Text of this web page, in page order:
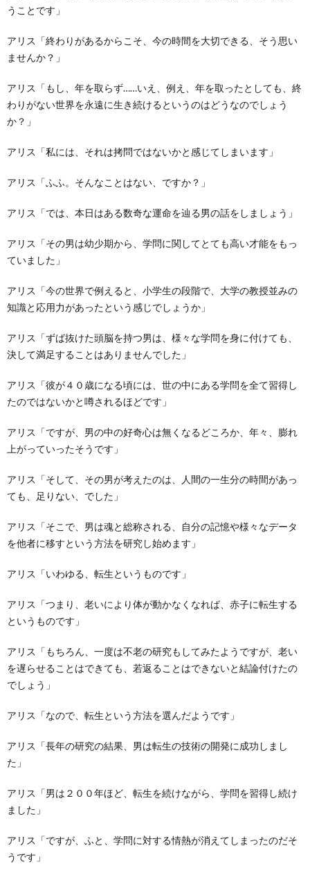
うことです」
アリス「終わりがあるからこそ、今の時間を大切できる、そう思い
ませんか？」
アリス「もし、年を取らず……いえ、例え、年を取ったとしても、終
わりがない世界を永遠に生き続けるというのはどうなのでしょう
か？」
アリス「私には、それは拷問ではないかと感じてしまいます」
アリス「ふふ。そんなことはない、ですか？」
アリス「では、本日はある数奇な運命を辿る男の話をしましょう」
アリス「その男は幼少期から、学問に関してとても高い才能をもっ
ていました」
アリス「今の世界で例えると、小学生の段階で、大学の教授並みの
知識と応用力があったという感じでしょうか」
アリス「ずば抜けた頭脳を持つ男は、様々な学問を身に付けても、
決して満足することはありませんでした」
アリス「彼が４０歳になる頃には、世の中にある学問を全て習得し
たのではないかと噂されるほどです」
アリス「ですが、男の中の好奇心は無くなるどころか、年々、膨れ
上がっていったそうです」
アリス「そして、その男が考えたのは、人間の一生分の時間があっ
ても、足りない、でした」
アリス「そこで、男は魂と総称される、自分の記憶や様々なデータ
を他者に移すという方法を研究し始めます」
アリス「いわゆる、転生というものです」
アリス「つまり、老いにより体が動かなくなれば、赤子に転生する
というものです」
アリス「もちろん、一度は不老の研究もしてみたようですが、老い
を遅らせることはできても、若返ることはできないと結論付けたの
でしょう」
アリス「なので、転生という方法を選んだようです」
アリス「長年の研究の結果、男は転生の技術の開発に成功しまし
た」
アリス「男は２００年ほど、転生を続けながら、学問を習得し続け
ました」
アリス「ですが、ふと、学問に対する情熱が消えてしまったのだそ
うです」